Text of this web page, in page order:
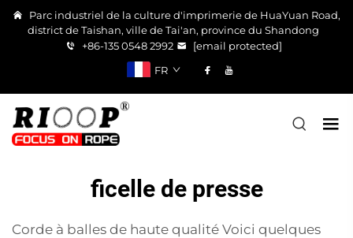
Parc industriel de la culture d'imprimerie de HuaYuan Road,
district de Taishan, ville de Tai'an, province du Shandong
+86-135 0548 2992
[email protected]
FR
ficelle de presse
Corde à balles de haute qualité Voici quelques